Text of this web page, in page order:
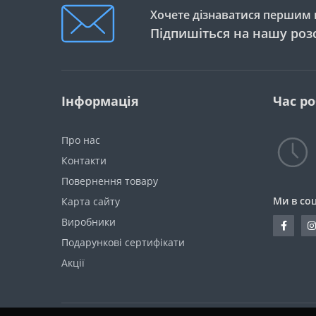
Мило для тіла
Сироватка для тіла
Пінцет для брів
Хочете дізнаватися першим
Підпишіться на нашу
Інформація
Про нас
Контакти
Повернення товару
Карта сайту
Виробники
Подарункові сертифікати
Акції
Час
Ми в